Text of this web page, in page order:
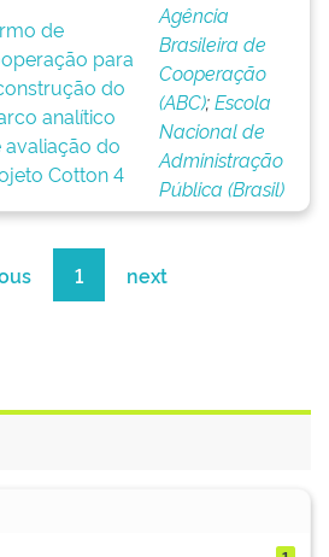
de
para
do
analítico
avaliação do
Cotton 4
Agência
Brasileira de
Cooperação
(ABC);Escola
Nacional de
Administração
Pública (Brasil)
1 next